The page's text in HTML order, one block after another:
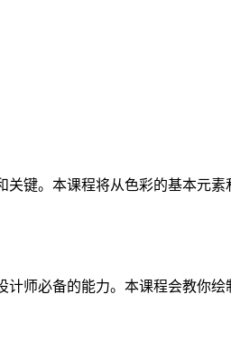
键。本课程将从色彩的基本元
师必备的能力。本课程会教你